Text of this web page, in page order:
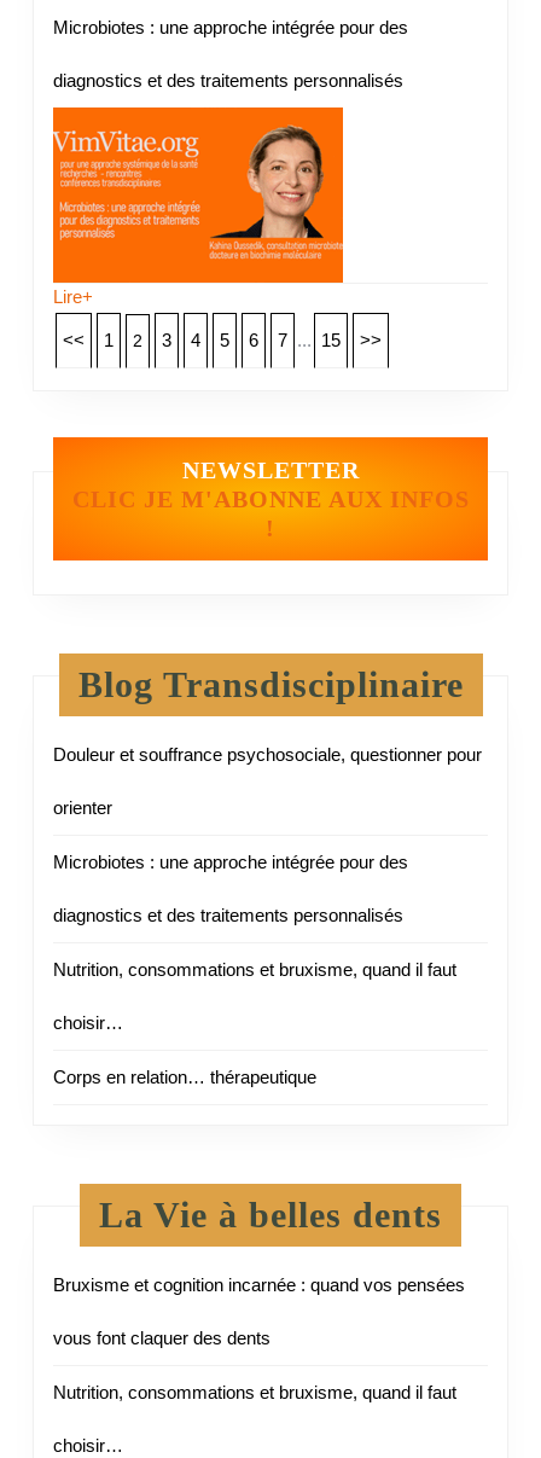
Microbiotes : une approche intégrée pour des
diagnostics et des traitements personnalisés
Lire+
<< 1 2 3 4 5 6 7 ... 15 >>
NEWSLETTER
CLIC JE M'ABONNE AUX INFOS
!
Blog Transdisciplinaire
Douleur et souffrance psychosociale, questionner pour
orienter
Microbiotes : une approche intégrée pour des
diagnostics et des traitements personnalisés
Nutrition, consommations et bruxisme, quand il faut
choisir…
Corps en relation… thérapeutique
La Vie à belles dents
Bruxisme et cognition incarnée : quand vos pensées
vous font claquer des dents
Nutrition, consommations et bruxisme, quand il faut
choisir…